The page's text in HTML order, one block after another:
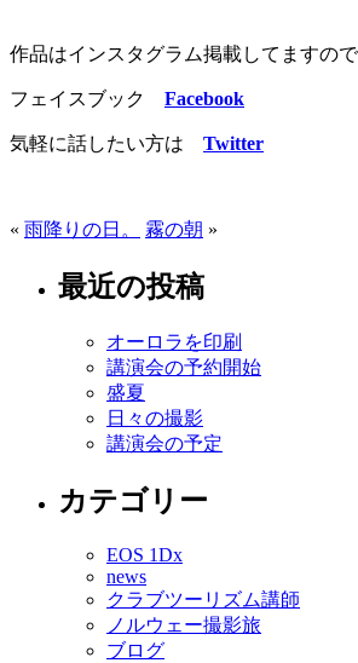
作品はインスタグラム掲載してますの
フェイスブック Facebook
気軽に話したい方は Twitter
« 雨降りの日。 霧の朝 »
最近の投稿
オーロラを印刷
講演会の予約開始
盛夏
日々の撮影
講演会の予定
カテゴリー
EOS 1Dx
news
クラブツーリズム講師
ノルウェー撮影旅
ブログ